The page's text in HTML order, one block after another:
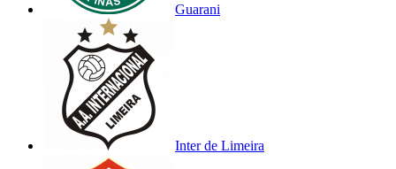
Guarani
Inter de Limeira